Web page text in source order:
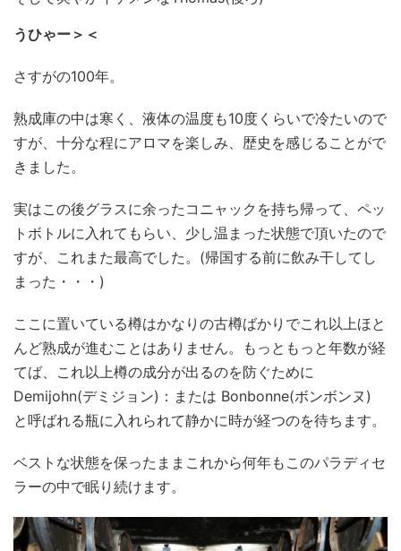
うひゃー＞＜
さすがの100年。
熟成庫の中は寒く、液体の温度も10度くらいで冷たいので
すが、十分な程にアロマを楽しみ、歴史を感じることがで
きました。
実はこの後グラスに余ったコニャックを持ち帰って、ペッ
トボトルに入れてもらい、少し温まった状態で頂いたので
すが、これまた最高でした。(帰国する前に飲み干してし
まった・・・)
ここに置いている樽はかなりの古樽ばかりでこれ以上ほと
んど熟成が進むことはありません。もっともっと年数が経
てば、これ以上樽の成分が出るのを防ぐために
Demijohn(デミジョン)：または Bonbonne(ボンボンヌ)
と呼ばれる瓶に入れられて静かに時が経つのを待ちます。
ベストな状態を保ったままこれから何年もこのパラディセ
ラーの中で眠り続けます。